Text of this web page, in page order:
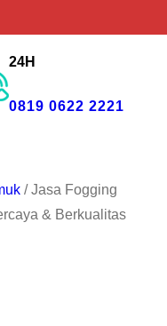
24H
0819 0622 2221
/ Jasa Fogging
& Berkualitas